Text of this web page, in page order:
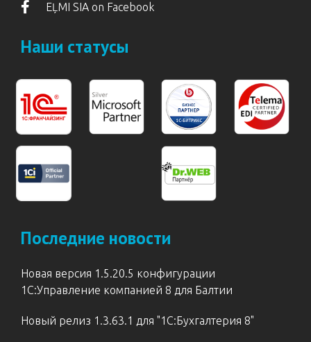
EĻMI SIA on Facebook
Наши статусы
Последние новости
Новая версия 1.5.20.5 конфигурации
1С:Управление компанией 8 для Балтии
Новый релиз 1.3.63.1 для "1С:Бухгалтерия 8"